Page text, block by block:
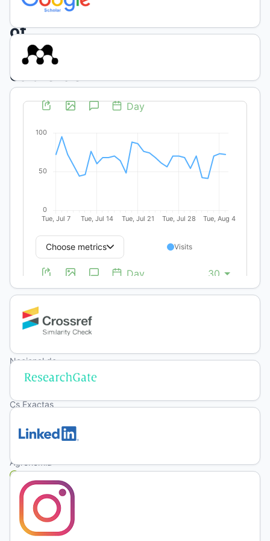
record
of
Gaillardia
cabrerae
(Asteraceae)
Negro
province,
Argentina:
new
conservation
challenges
Laura
Beinticinco
Universidad
Nacional de
La Pampa,
Cs Exactas
y Facultad
Agronomía
https://orcid.org/0000-
0002-
8957-
286X
(unauthenticated)